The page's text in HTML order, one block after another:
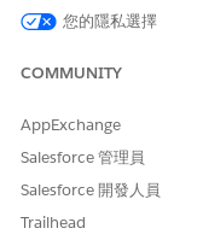
稱。
儲存並啟用流程財富
Salesforce 說明：
您的隱私選擇
COMMUNITY
AppExchange
Salesforce 管理員
Salesforce 開發人員
Trailhead